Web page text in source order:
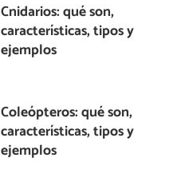
Cnidarios: qué son,
características, tipos y
ejemplos
Coleópteros: qué son,
características, tipos y
ejemplos